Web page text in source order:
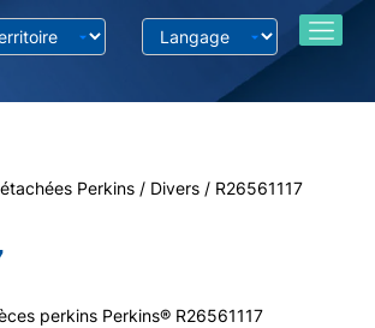
Perkins / Divers / R26561117
perkins Perkins® R26561117